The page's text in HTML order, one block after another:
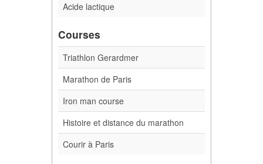
Acide lactique
Courses
Triathlon Gerardmer
Marathon de Paris
Iron man course
Histoire et distance du marathon
Courir à Paris